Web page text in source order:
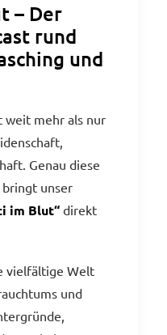
– Der
rund
und
weit mehr als nur
Genau diese
unser
im Blut“ direkt
vielfältige Welt
und